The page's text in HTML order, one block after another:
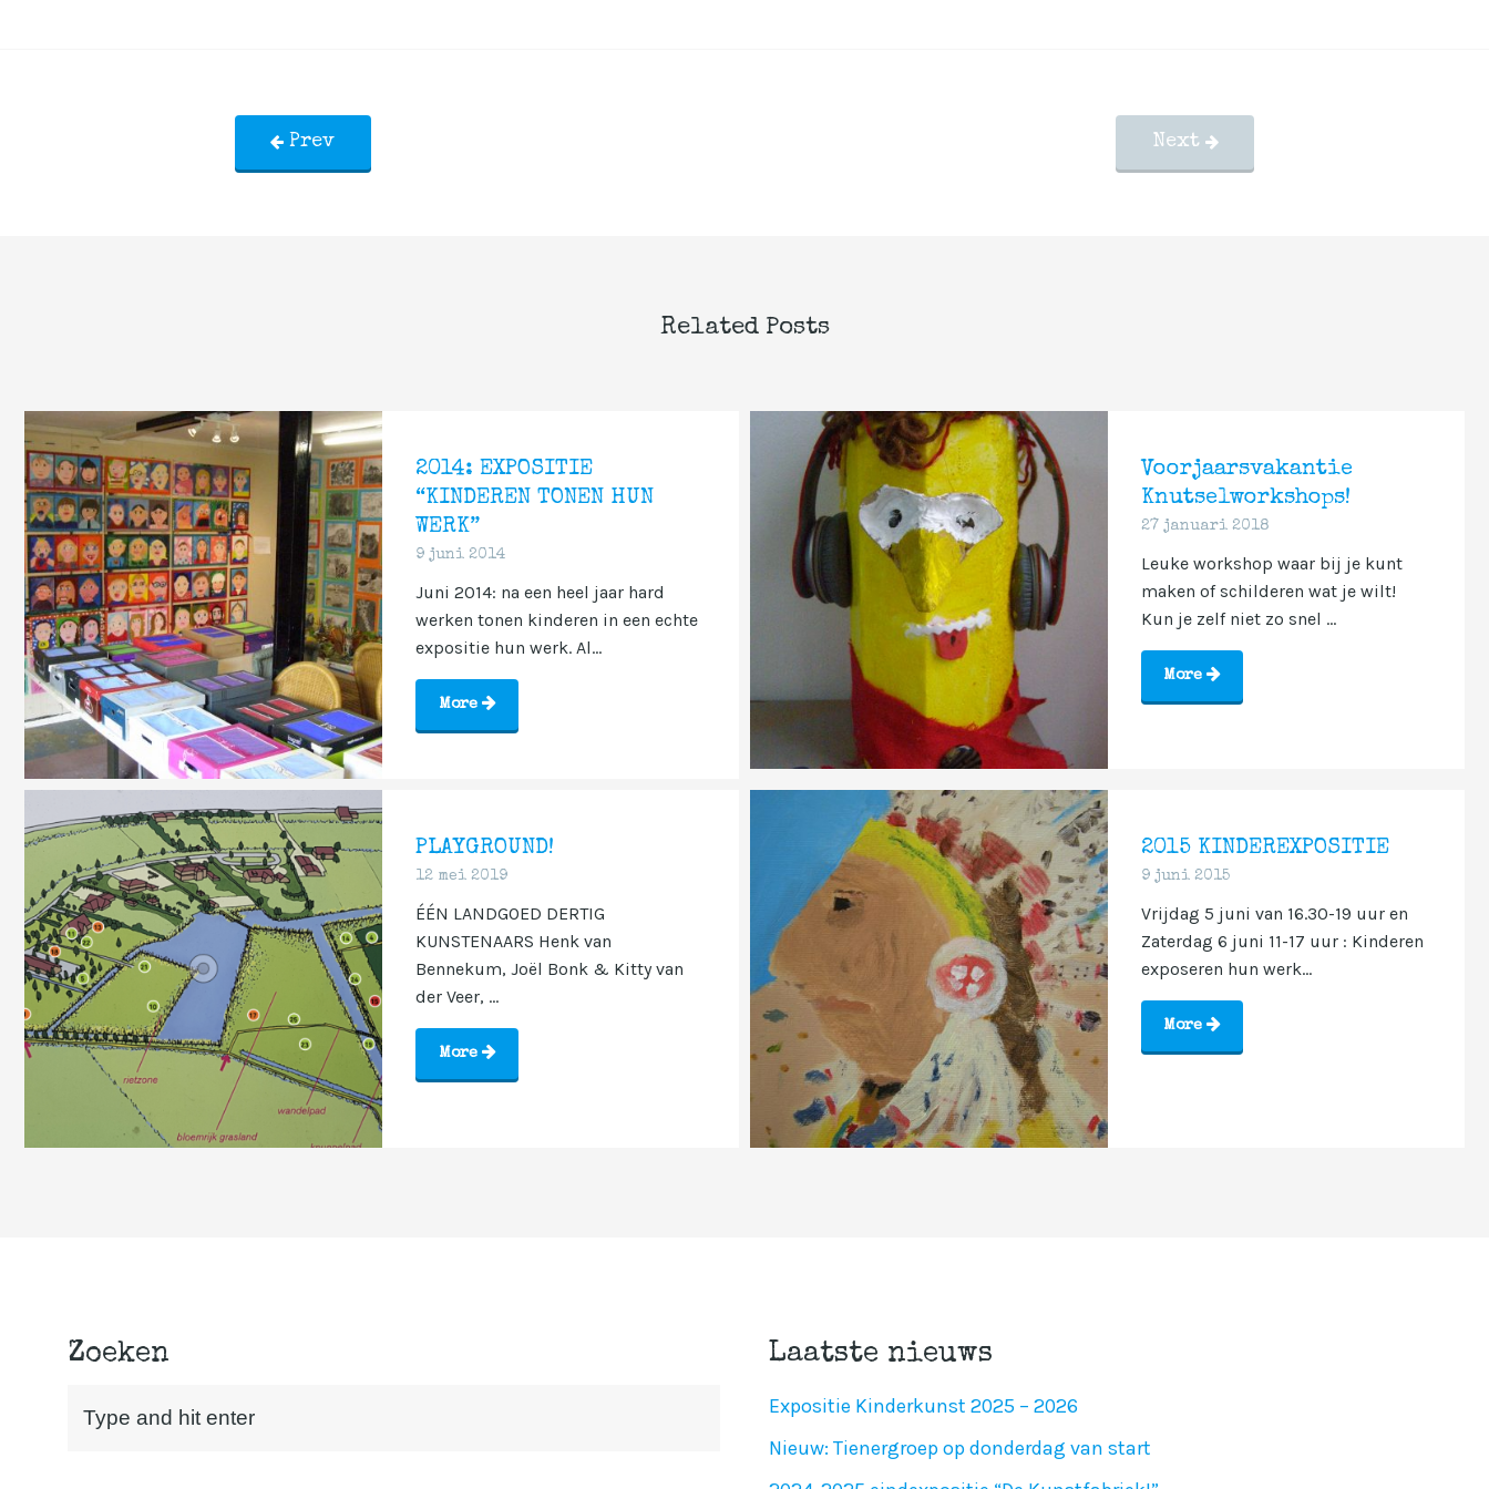
Prev Next
Related Posts
2014: EXPOSITIE
“KINDEREN TONEN HUN
WERK”
9 juni 2014
Juni 2014: na een heel jaar hard
werken tonen kinderen in een echte
expositie hun werk. Al...
More
Voorjaarsvakantie
Knutselworkshops!
27 januari 2018
Leuke workshop waar bij je kunt
maken of schilderen wat je wilt!
Kun je zelf niet zo snel ...
More
PLAYGROUND!
12 mei 2019
ÉÉN LANDGOED DERTIG
KUNSTENAARS Henk van
Bennekum, Joël Bonk & Kitty van
der Veer, ...
More
2015 KINDEREXPOSITIE
9 juni 2015
Vrijdag 5 juni van 16.30-19 uur en
Zaterdag 6 juni 11-17 uur : Kinderen
exposeren hun werk...
More
Zoeken Laatste nieuws
Expositie Kinderkunst 2025 – 2026
Nieuw: Tienergroep op donderdag van start